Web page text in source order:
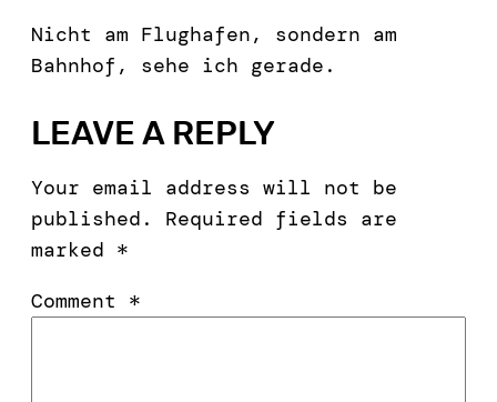
Nicht am Flughafen, sondern am
Bahnhof, sehe ich gerade.
LEAVE A REPLY
Your email address will not be
published.
Required fields are
marked *
Comment *